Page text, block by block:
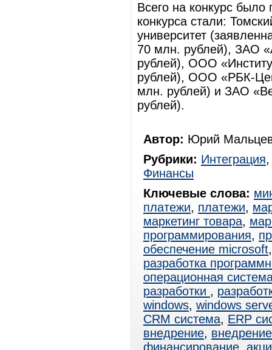
Всего на конкурс было
конкурса стали:
университет
70 млн. рублей), ЗАО
рублей), ООО
рублей), ООО «РБК-
млн. рублей) и ЗАО
рублей).
Автор: Юрий
Рубрики: Интеграция
Финансы
Ключевые слова:
платежи, платежи,
маркетинг товара,
программирования,
обеспечение microsoft
разработка
операционная
разработки ,
windows, windows
CRM система, ERP
внедрение,
финансирование